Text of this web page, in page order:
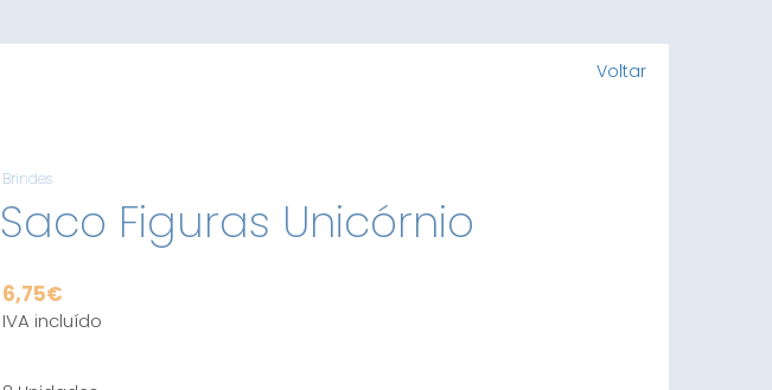
Voltar
Brindes
Saco Figuras Unicórnio
6,75€
IVA incluído